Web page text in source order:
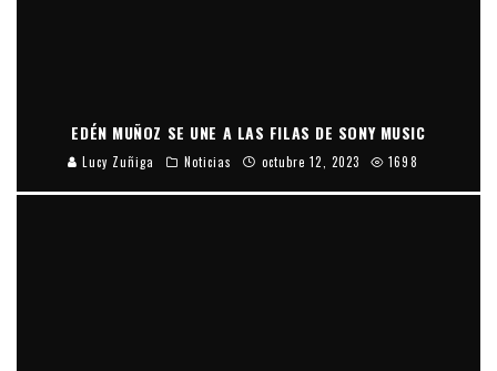
EDÉN MUÑOZ SE UNE A LAS FILAS DE SONY MUSIC
Lucy Zuñiga Noticias octubre 12, 2023 1698